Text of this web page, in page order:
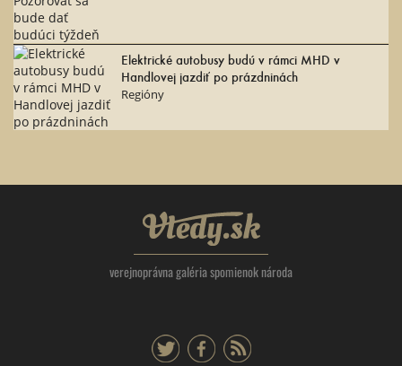
Elektrické autobusy budú v rámci MHD v
Handlovej jazdiť po prázdninách
Regióny
Vtedy.sk
verejnoprávna galéria spomienok národa